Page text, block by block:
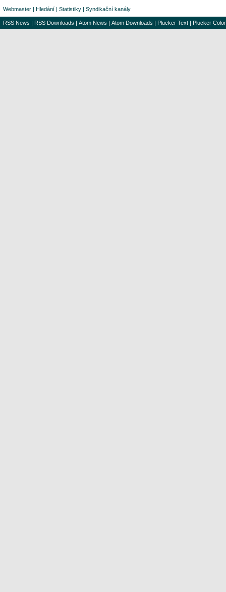
Webmaster | Hledání | Statistiky | Syndikační kanály
RSS News | RSS Downloads | Atom News | Atom Downloads | Plucker Text | Plucker Color